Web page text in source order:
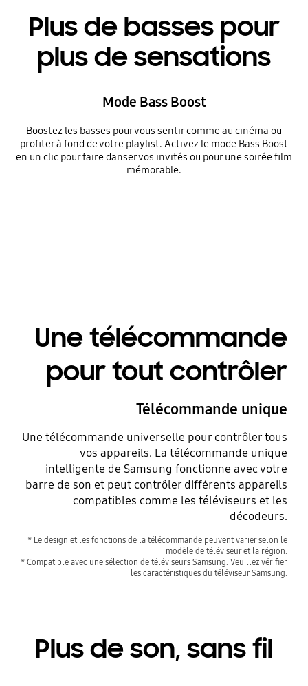
Plus de basses pour
plus de sensations
Mode Bass Boost
Boostez les basses pour vous sentir comme au cinéma ou
profiter à fond de votre playlist. Activez le mode Bass Boost
en un clic pour faire danser vos invités ou pour une soirée film
mémorable.
Une télécommande
pour tout contrôler
Télécommande unique
Une télécommande universelle pour contrôler tous
vos appareils. La télécommande unique
intelligente de Samsung fonctionne avec votre
barre de son et peut contrôler différents appareils
compatibles comme les téléviseurs et les
décodeurs.
* Le design et les fonctions de la télécommande peuvent varier selon le
modèle de téléviseur et la région.
* Compatible avec une sélection de téléviseurs Samsung. Veuillez vérifier
les caractéristiques du téléviseur Samsung.
Plus de son, sans fil